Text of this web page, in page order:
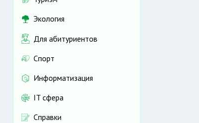
Экология
Для абитуриентов
Спорт
Информатизация
IT сфера
Справки